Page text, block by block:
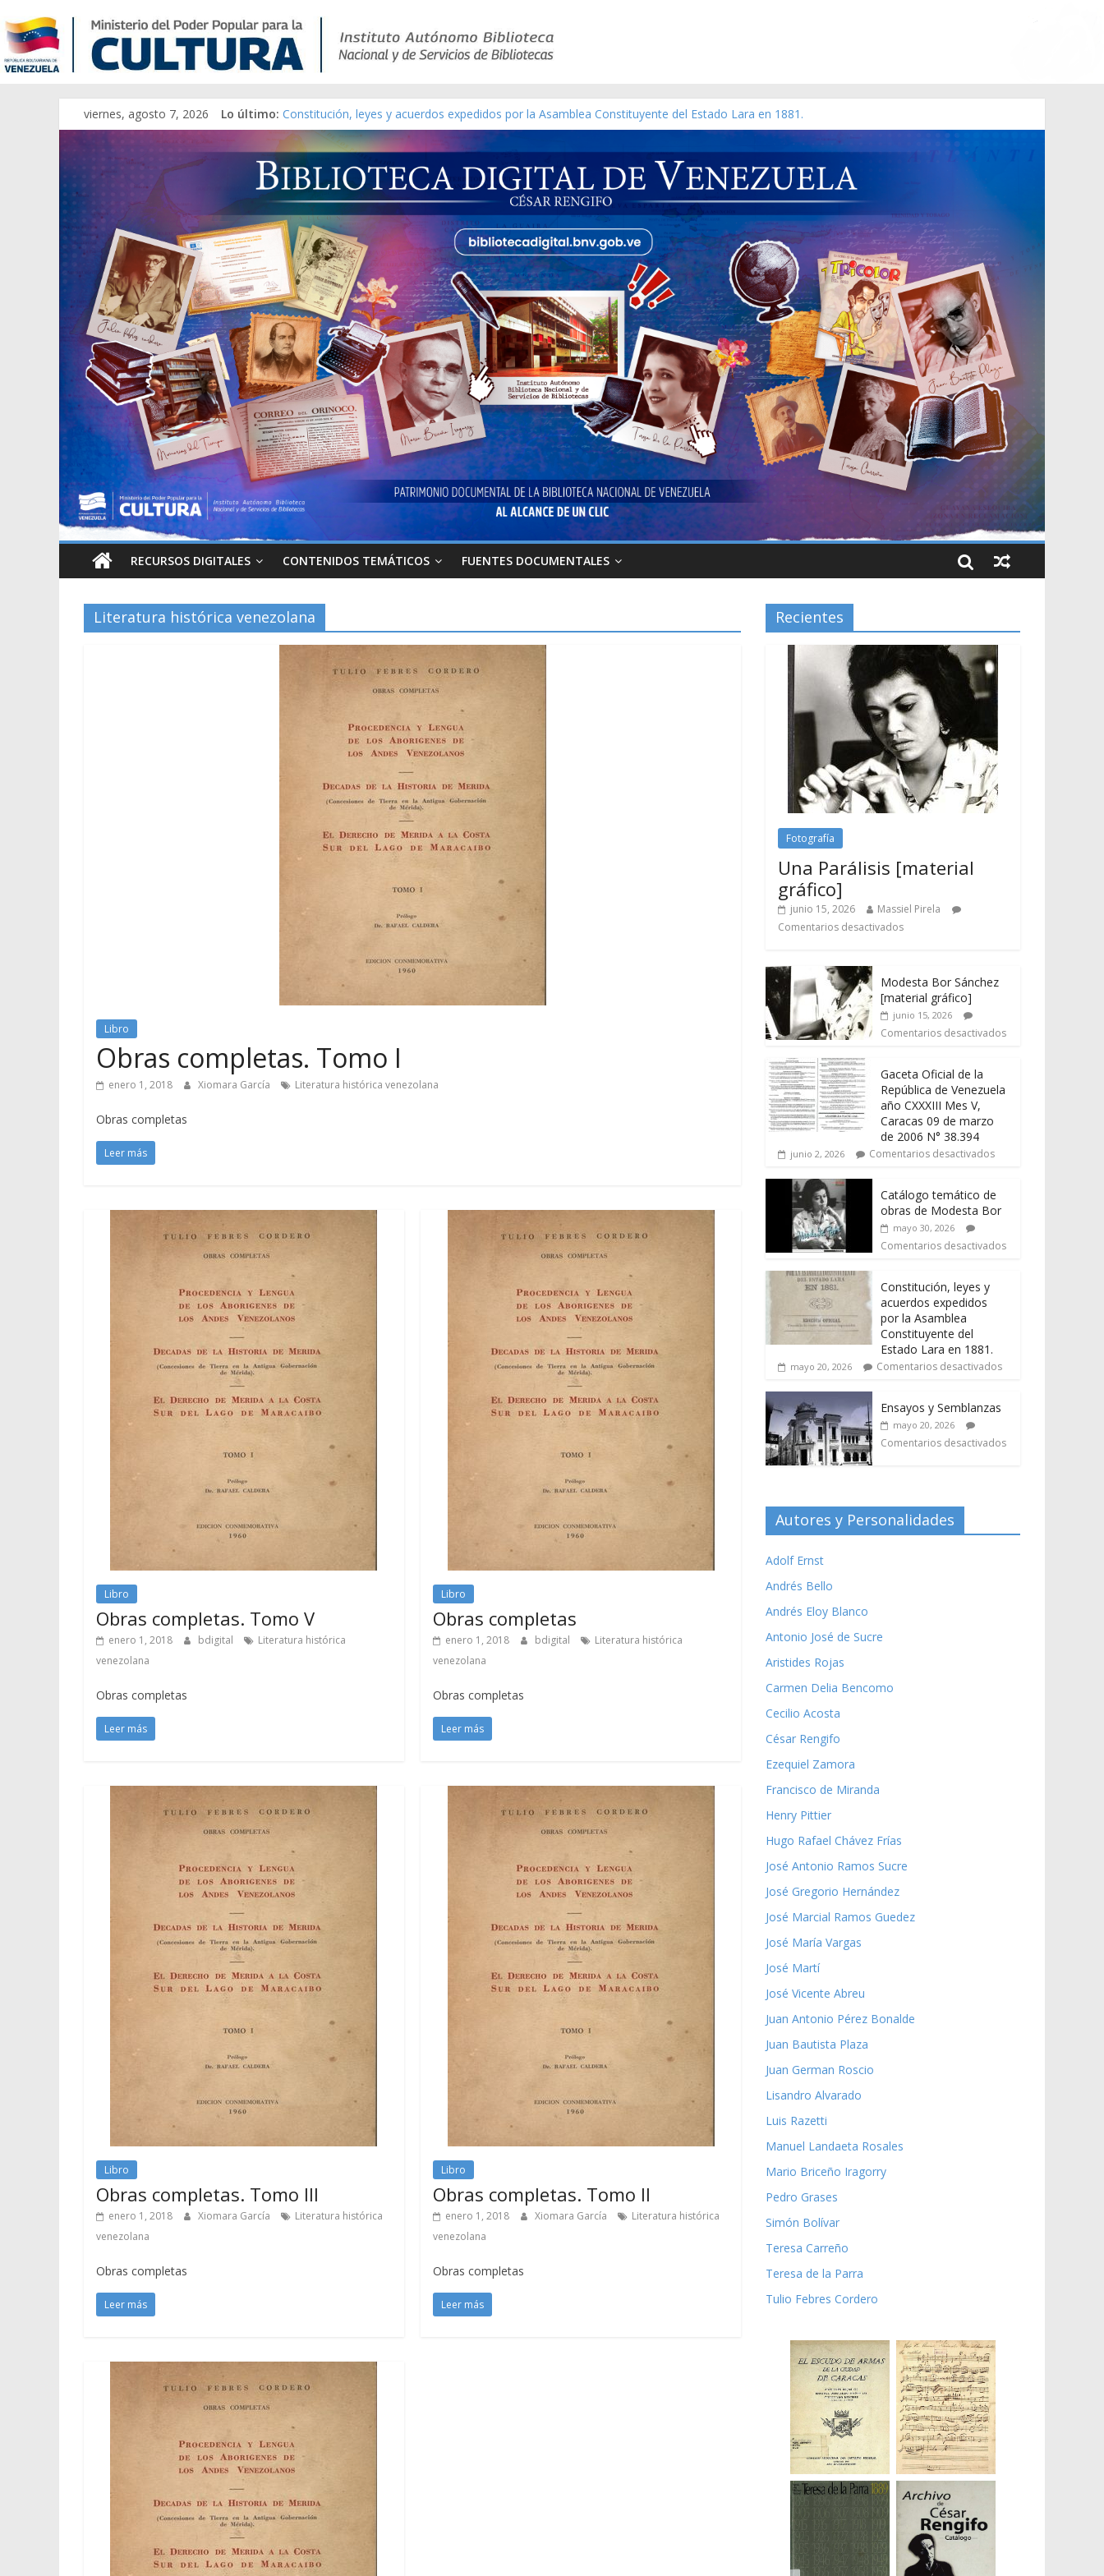
viernes, agosto 7, 2026 Lo último: Constitución, leyes y acuerdos expedidos por la Asamblea Constituyente del Estado Lara en 1881.
Una Parálisis [material gráfico]
Modesta Bor Sánchez [material gráfico]
Gaceta Oficial de la República de Venezuela año CXXXIII Mes V, Caracas 09 de marzo de 2006 N° 38.394
Catálogo temático de obras de Modesta Bor
RECURSOS DIGITALES CONTENIDOS TEMÁTICOS FUENTES DOCUMENTALES
Literatura histórica venezolana
Libro
Obras completas. Tomo I
enero 1, 2018 Xiomara García Literatura histórica venezolana
Obras completas
Leer más
Libro
Obras completas. Tomo V
enero 1, 2018 bdigital
Literatura histórica
venezolana
Obras completas
Leer más
Libro
Obras completas
enero 1, 2018 bdigital
Literatura histórica
venezolana
Obras completas
Leer más
Libro
Obras completas. Tomo III
enero 1, 2018 Xiomara García
Literatura histórica
venezolana
Obras completas
Leer más
Libro
Obras completas. Tomo II
enero 1, 2018 Xiomara García
Literatura histórica
venezolana
Obras completas
Leer más
Recientes
Fotografía
Una Parálisis [material
gráfico]
junio 15, 2026
Massiel Pirela
Comentarios desactivados
Modesta Bor Sánchez
[material gráfico]
junio 15, 2026
Comentarios desactivados
Gaceta Oficial de la
República de Venezuela
año CXXXIII Mes V,
Caracas 09 de marzo
de 2006 N° 38.394
junio 2, 2026 Comentarios desactivados
Catálogo temático de
obras de Modesta Bor
mayo 30, 2026
Comentarios desactivados
Constitución, leyes y
acuerdos expedidos
por la Asamblea
Constituyente del
Estado Lara en 1881.
mayo 20, 2026 Comentarios desactivados
Ensayos y Semblanzas
mayo 20, 2026
Comentarios desactivados
Autores y Personalidades
Adolf Ernst
Andrés Bello
Andrés Eloy Blanco
Antonio José de Sucre
Aristides Rojas
Carmen Delia Bencomo
Cecilio Acosta
César Rengifo
Ezequiel Zamora
Francisco de Miranda
Henry Pittier
Hugo Rafael Chávez Frías
José Antonio Ramos Sucre
José Gregorio Hernández
José Marcial Ramos Guedez
José María Vargas
José Martí
José Vicente Abreu
Juan Antonio Pérez Bonalde
Juan Bautista Plaza
Juan German Roscio
Lisandro Alvarado
Luis Razetti
Manuel Landaeta Rosales
Mario Briceño Iragorry
Pedro Grases
Simón Bolívar
Teresa Carreño
Teresa de la Parra
Tulio Febres Cordero